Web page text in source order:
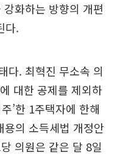
화하는 방향의 개편
다.
다. 최혁진 무소속 의
대한 공제를 제외하
’한 1주택자에 한해
의 소득세법 개정안
의원은 같은 달 8일